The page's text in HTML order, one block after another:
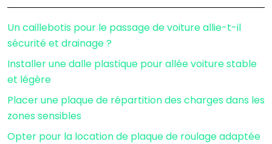
Un caillebotis pour le passage de voiture allie-t-il
sécurité et drainage ?
Installer une dalle plastique pour allée voiture stable
et légère
Placer une plaque de répartition des charges dans les
zones sensibles
Opter pour la location de plaque de roulage adaptée